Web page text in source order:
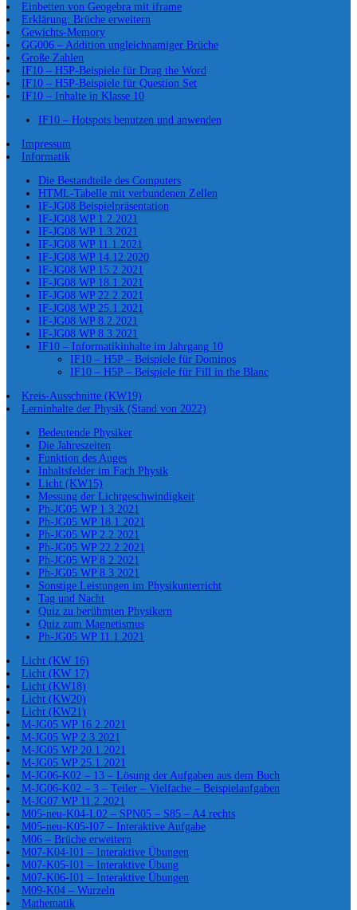
Einbetten von Geogebra mit iframe
Erklärung: Brüche erweitern
Gewichts-Memory
GG006 – Addition ungleichnamiger Brüche
Große Zahlen
IF10 – H5P-Beispiele für Drag the Word
IF10 – H5P-Beispiele für Question Set
IF10 – Inhalte in Klasse 10
IF10 – Hotspots benutzen und anwenden
Impressum
Informatik
Die Bestandteile des Computers
HTML-Tabelle mit verbundenen Zellen
IF-JG08 Beispielpräsentation
IF-JG08 WP 1.2.2021
IF-JG08 WP 1.3.2021
IF-JG08 WP 11.1.2021
IF-JG08 WP 14.12.2020
IF-JG08 WP 15.2.2021
IF-JG08 WP 18.1.2021
IF-JG08 WP 22.2.2021
IF-JG08 WP 25.1.2021
IF-JG08 WP 8.2.2021
IF-JG08 WP 8.3.2021
IF10 – Informatikinhalte im Jahrgang 10
IF10 – H5P – Beispiele für Dominos
IF10 – H5P – Beispiele für Fill in the Blanc
Kreis-Ausschnitte (KW19)
Lerninhalte der Physik (Stand von 2022)
Bedeutende Physiker
Die Jahreszeiten
Funktion des Auges
Inhaltsfelder im Fach Physik
Licht (KW15)
Messung der Lichtgeschwindigkeit
Ph-JG05 WP 1.3.2021
Ph-JG05 WP 18.1.2021
Ph-JG05 WP 2.2.2021
Ph-JG05 WP 22.2.2021
Ph-JG05 WP 8.2.2021
Ph-JG05 WP 8.3.2021
Sonstige Leistungen im Physikunterricht
Tag und Nacht
Quiz zu berühmten Physikern
Quiz zum Magnetismus
Ph-JG05 WP 11.1.2021
Licht (KW 16)
Licht (KW 17)
Licht (KW18)
Licht (KW20)
Licht (KW21)
M-JG05 WP 16.2.2021
M-JG05 WP 2.3.2021
M-JG05 WP 20.1.2021
M-JG05 WP 25.1.2021
M-JG06-K02 – 13 – Lösung der Aufgaben aus dem Buch
M-JG06-K02 – 3 – Teiler – Vielfache – Beispielaufgaben
M-JG07 WP 11.2.2021
M05-neu-K04-L02 – SPN05 – S85 – A4 rechts
M05-neu-K05-I07 – Interaktive Aufgabe
M06 – Brüche erweitern
M07-K04-I01 – Interaktive Übungen
M07-K05-I01 – Interaktive Übung
M07-K06-I01 – Interaktive Übungen
M09-K04 – Wurzeln
Mathematik